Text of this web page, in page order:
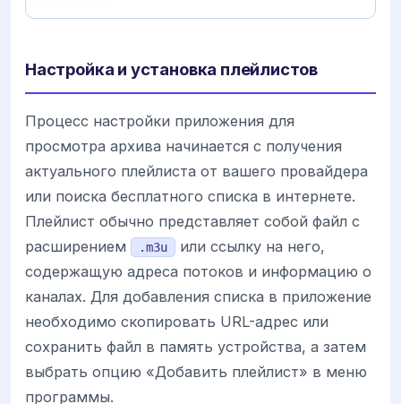
Настройка и установка плейлистов
Процесс настройки приложения для
просмотра архива начинается с получения
актуального плейлиста от вашего провайдера
или поиска бесплатного списка в интернете.
Плейлист обычно представляет собой файл с
расширением
.m3u
или ссылку на него,
содержащую адреса потоков и информацию о
каналах. Для добавления списка в приложение
необходимо скопировать URL-адрес или
сохранить файл в память устройства, а затем
выбрать опцию «Добавить плейлист» в меню
программы.